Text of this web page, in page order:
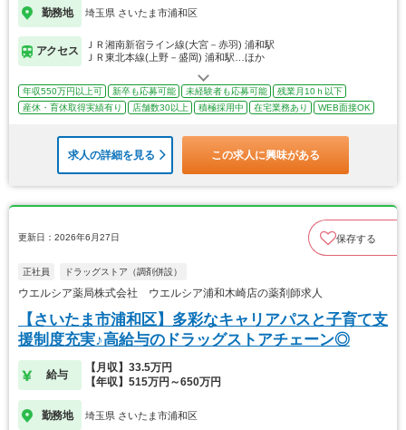
勤務地 埼玉県 さいたま市浦和区
アクセス
ＪＲ湘南新宿ライン線(大宮－赤羽) 浦和駅
ＪＲ東北本線(上野－盛岡) 浦和駅…ほか
年収550万円以上可 新卒も応募可能 未経験者も応募可能
残業月10ｈ以下
産休・育休取得実績有り
店舗数30以上 積極採用中 在宅業務あり WEB面接OK
求人の詳細を見る この求人に興味がある
更新日：2026年6月27日 保存する
正社員 ドラッグストア（調剤併設）
ウエルシア薬局株式会社 ウエルシア浦和木崎店の薬剤師求人
【さいたま市浦和区】多彩なキャリアパスと子育て支
援制度充実♪高給与のドラッグストアチェーン◎
給与
【月収】33.5万円
【年収】515万円～650万円
勤務地 埼玉県 さいたま市浦和区